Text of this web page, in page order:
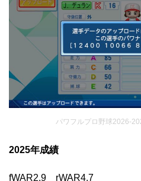
パワフルプロ野球2026-
2025年成績
fWAR2.9 rWAR4.7